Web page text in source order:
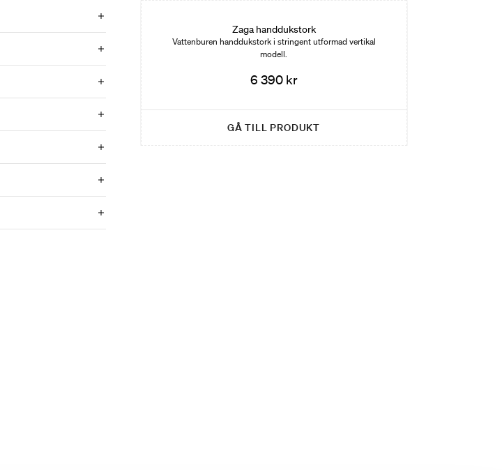
Zaga handdukstork
Vattenburen handdukstork i stringent utformad vertikal
modell.
6 390 kr
GÅ TILL PRODUKT